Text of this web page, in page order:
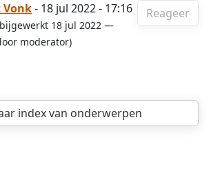
Reageer
Vonk- 18 jul 2022 - 17:16
18 jul 2022 —
moderator)
indexvan onderwerpen